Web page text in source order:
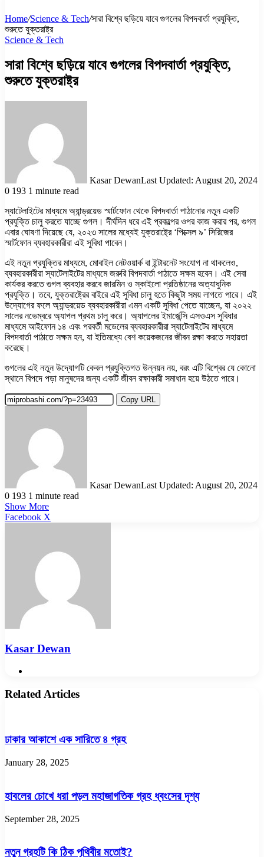
Home/Science & Tech/সারা বিশ্বে ছড়িয়ে যাবে গুগলের বিপদবার্তা প্রযুক্তি,
শুরুতে যুক্তরাষ্ট্র
Science & Tech
সারা বিশ্বে ছড়িয়ে যাবে গুগলের বিপদবার্তা প্রযুক্তি,
শুরুতে যুক্তরাষ্ট্র
Kasar DewanLast Updated: August 20, 2024
0 193 1 minute read
স্যাটেলাইটের মাধ্যমে অ্যান্ড্রয়েড স্মার্টফোন থেকে বিপদবার্তা পাঠানোর নতুন একটি
প্রযুক্তি চালু করতে যাচ্ছে গুগল। দীর্ঘদিন ধরে এই প্রকল্পের ওপর কাজ করার পর, গুগল
এবার ঘোষণা দিয়েছে যে, ২০২৩ সালের মধ্যেই যুক্তরাষ্ট্রে ‘পিক্সেল ৯’ সিরিজের
স্মার্টফোন ব্যবহারকারীরা এই সুবিধা পাবেন।
এই নতুন প্রযুক্তির মাধ্যমে, মোবাইল নেটওয়ার্ক বা ইন্টারনেট সংযোগ না থাকলেও,
ব্যবহারকারীরা স্যাটেলাইটের মাধ্যমে জরুরি বিপদবার্তা পাঠাতে সক্ষম হবেন। এই সেবা
কার্যকর করতে গুগল ব্যবহার করবে জারমিন ও স্কাইলো প্রতিষ্ঠানের অত্যাধুনিক
প্রযুক্তি। তবে, যুক্তরাষ্ট্রের বাইরে এই সুবিধা চালু হতে কিছুটা সময় লাগতে পারে। এই
উদ্যোগের ফলে অ্যান্ড্রয়েড ব্যবহারকারীরা এমন একটি সুবিধা পেতে যাচ্ছেন, যা ২০২২
সালের নভেম্বরে অ্যাপল প্রথম চালু করে। অ্যাপলের ইমার্জেন্সি এসওএস সুবিধার
মাধ্যমে আইফোন ১৪ এবং পরবর্তী মডেলের ব্যবহারকারীরা স্যাটেলাইটের মাধ্যমে
বিপদবার্তা পাঠাতে সক্ষম হন, যা ইতিমধ্যে বেশ কয়েকজনের জীবন রক্ষা করতে সহায়তা
করেছে।
গুগলের এই নতুন উদ্যোগটি কেবল প্রযুক্তিগত উন্নয়ন নয়, বরং এটি বিশ্বের যে কোনো
স্থানে বিপদে পড়া মানুষদের জন্য একটি জীবন রক্ষাকারী সমাধান হয়ে উঠতে পারে।
Copy URL
Kasar DewanLast Updated: August 20, 2024
0 193 1 minute read
Show More
Facebook X
Kasar Dewan
Related Articles
ঢাকার আকাশে এক সারিতে ৪ গ্রহ
January 28, 2025
হাবলের চোখে ধরা পড়ল মহাজাগতিক গ্রহ ধ্বংসের দৃশ্য
September 28, 2025
নতুন গ্রহটি কি ঠিক পৃথিবীর মতোই?